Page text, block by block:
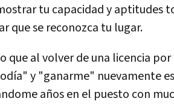
tu capacidad y aptitudes
que se reconozca tu lugar.
que al volver de una licencia
y "ganarme" nuevamente
años en el puesto con